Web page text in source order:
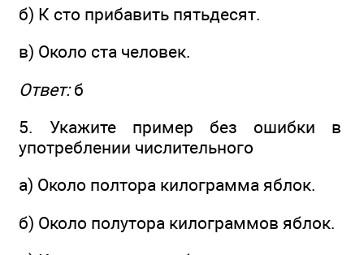
б) К сто прибавить пятьдесят.
в) Около ста человек.
Ответ:б
5. Укажите пример без ошибки в
употреблении числительного
а) Около полтора килограмма яблок.
б) Около полутора килограммов яблок.